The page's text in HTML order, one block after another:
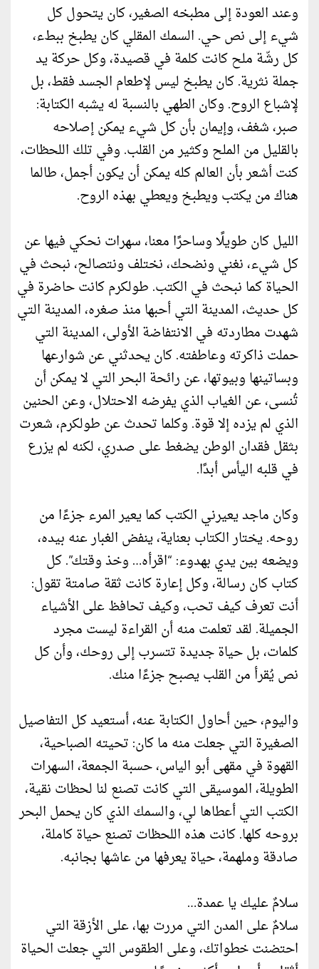
وعند العودة إلى مطبخه الصغير، كان يتحول كل
شيء إلى نص حي. السمك المقلي كان يطبخ ببطء،
كل رشّة ملح كانت كلمة في قصيدة، وكل حركة يد
جملة نثرية. كان يطبخ ليس لإطعام الجسد فقط، بل
لإشباع الروح. وكان الطهي بالنسبة له يشبه الكتابة:
صبر، شغف، وإيمان بأن كل شيء يمكن إصلاحه
بالقليل من الملح وكثير من القلب. وفي تلك اللحظات،
كنت أشعر بأن العالم كله يمكن أن يكون أجمل، طالما
هناك من يكتب ويطبخ ويعطي بهذه الروح.
الليل كان طويلًا وساحرًا معنا، سهرات نحكي فيها عن
كل شيء، نغني ونضحك، نختلف ونتصالح، نبحث في
الحياة كما نبحث في الكتب. طولكرم كانت حاضرة في
كل حديث، المدينة التي أحبها منذ صغره، المدينة التي
شهدت مطاردته في الانتفاضة الأولى، المدينة التي
حملت ذاكرته وعاطفته. كان يحدثني عن شوارعها
وبساتينها وبيوتها، عن رائحة البحر التي لا يمكن أن
تُنسى، عن الغياب الذي يفرضه الاحتلال، وعن الحنين
الذي لم يزده إلا قوة. وكلما تحدث عن طولكرم، شعرت
بثقل فقدان الوطن يضغط على صدري، لكنه لم يزرع
في قلبه اليأس أبدًا.
وكان ماجد يعيرني الكتب كما يعير المرء جزءًا من
روحه. يختار الكتاب بعناية، ينفض الغبار عنه بيده،
ويضعه بين يدي بهدوء: “اقرأه… وخذ وقتك”. كل
كتاب كان رسالة، وكل إعارة كانت ثقة صامتة تقول:
أنت تعرف كيف تحب، وكيف تحافظ على الأشياء
الجميلة. لقد تعلمت منه أن القراءة ليست مجرد
كلمات، بل حياة جديدة تتسرب إلى روحك، وأن كل
نص يُقرأ من القلب يصبح جزءًا منك.
واليوم، حين أحاول الكتابة عنه، أستعيد كل التفاصيل
الصغيرة التي جعلت منه ما كان: تحيته الصباحية،
القهوة في مقهى أبو الياس، حسبة الجمعة، السهرات
الطويلة، الموسيقى التي كانت تصنع لنا لحظات نقية،
الكتب التي أعطاها لي، والسمك الذي كان يحمل البحر
بروحه كلها. كانت هذه اللحظات تصنع حياة كاملة،
صادقة وملهمة، حياة يعرفها من عاشها بجانبه.
سلامٌ عليك يا عمدة…
سلامٌ على المدن التي مررت بها، على الأزقة التي
احتضنت خطواتك، وعلى الطقوس التي جعلت الحياة